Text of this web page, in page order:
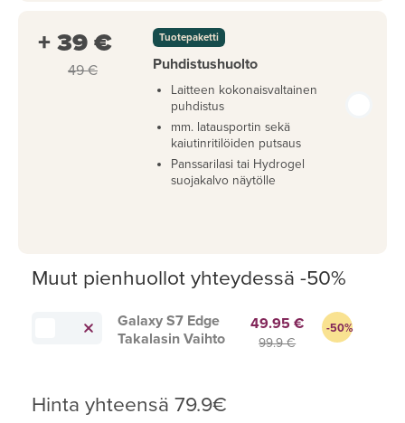
+ 39 €
49 €
Tuotepaketti
Puhdistushuolto
Laitteen kokonaisvaltainen
puhdistus
mm. latausportin sekä
kaiutinritilöiden putsaus
Panssarilasi tai Hydrogel
suojakalvo näytölle
Muut pienhuollot yhteydessä -50%
Galaxy S7 Edge
Takalasin Vaihto
49.95 €
99.9 €
-50%
Hinta yhteensä 79.9€